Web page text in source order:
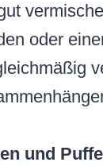
oder
und